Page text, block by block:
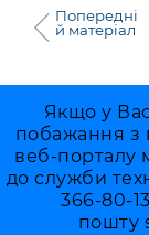
Попередні
й матеріал
Якщо у
побажання з
веб-порталу
до служби
366-80-
пошту